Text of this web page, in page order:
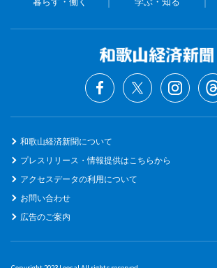
和歌山経済新聞について
プレスリリース・情報提供はこちらから
アクセスデータの利用について
お問い合わせ
広告のご案内